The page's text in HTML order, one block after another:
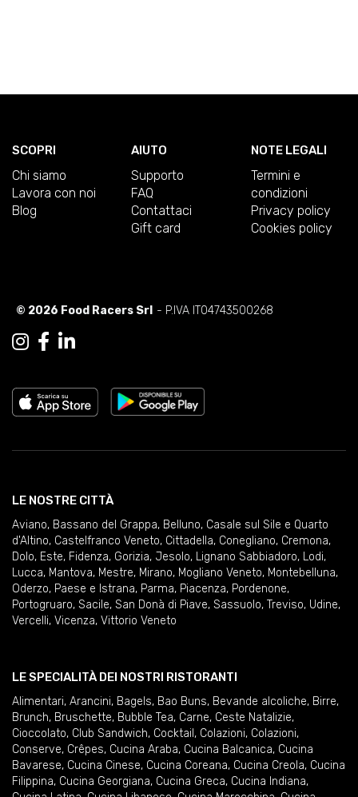
SCOPRI
Chi siamo
Lavora con noi
Blog
AIUTO
Supporto
FAQ
Contattaci
Gift card
NOTE LEGALI
Termini e
condizioni
Privacy policy
Cookies policy
© 2026 Food Racers Srl - P.IVA IT04743500268
LE NOSTRE CITTÀ
Aviano, Bassano del Grappa, Belluno, Casale sul Sile e Quarto
d'Altino, Castelfranco Veneto, Cittadella, Conegliano, Cremona,
Dolo, Este, Fidenza, Gorizia, Jesolo, Lignano Sabbiadoro, Lodi,
Lucca, Mantova, Mestre, Mirano, Mogliano Veneto, Montebelluna,
Oderzo, Paese e Istrana, Parma, Piacenza, Pordenone,
Portogruaro, Sacile, San Donà di Piave, Sassuolo, Treviso, Udine,
Vercelli, Vicenza, Vittorio Veneto
LE SPECIALITÀ DEI NOSTRI RISTORANTI
Alimentari, Arancini, Bagels, Bao Buns, Bevande alcoliche, Birre,
Brunch, Bruschette, Bubble Tea, Carne, Ceste Natalizie,
Cioccolato, Club Sandwich, Cocktail , Colazioni, Colazioni,
Conserve, Crêpes, Cucina Araba, Cucina Balcanica, Cucina
Bavarese, Cucina Cinese, Cucina Coreana, Cucina Creola, Cucina
Filippina, Cucina Georgiana, Cucina Greca, Cucina Indiana,